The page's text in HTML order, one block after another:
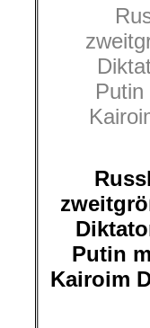
Putin
Kairoim